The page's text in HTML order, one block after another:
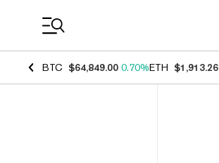
BTC $64,849.00 0.70%ETH $1,913.26